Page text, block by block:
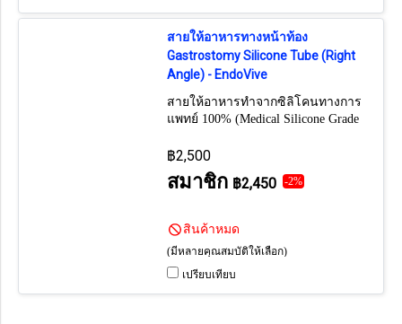
สายให้อาหารทางหน้าท้อง
Gastrostomy Silicone Tube (Right
Angle) - EndoVive
สายให้อาหารทำจากซิลิโคนทางการ
แพทย์ 100% (Medical Silicone Grade
ควรเปลี่ยนทุก 4-6 เดือน)
฿2,500
สมาชิก ฿2,450 -2%
สินค้าหมด
(มีหลายคุณสมบัติให้เลือก)
เปรียบเทียบ